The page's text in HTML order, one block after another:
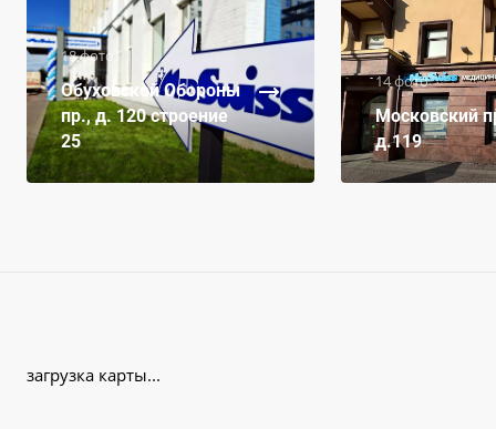
18 фото
Обуховской Обороны
пр., д. 120 строение
25
14 фото
Московский
д.119
загрузка карты...